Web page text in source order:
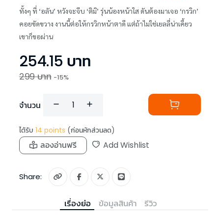
ทั้งๆ ที่ ‘อลัน’ หวังจะจีบ ‘ติมิ’ รุ่นน้องหน้าใส ดันต้องมาเจอ ‘กรวิก’
คอยขัดขวาง งานนี้ต่อให้กรวิกหน้าตาดี แต่ถ้าไม่ใช่เยลลี่น่าเคี้ยว
เขาก็ขอผ่าน
254.15 บาท
299บาท -15%
จำนวน
ได้รับ 14 points (ก่อนหักส่วนลด)
ลองอ่านฟรี Add Wishlist
Share:
เรื่องย่อ ข้อมูลสินค้า รีวิว